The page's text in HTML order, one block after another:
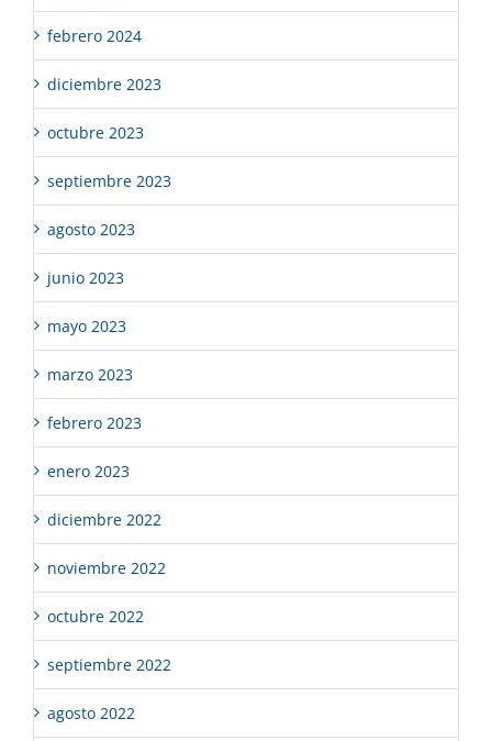
febrero 2024
diciembre 2023
octubre 2023
septiembre 2023
agosto 2023
junio 2023
mayo 2023
marzo 2023
febrero 2023
enero 2023
diciembre 2022
noviembre 2022
octubre 2022
septiembre 2022
agosto 2022